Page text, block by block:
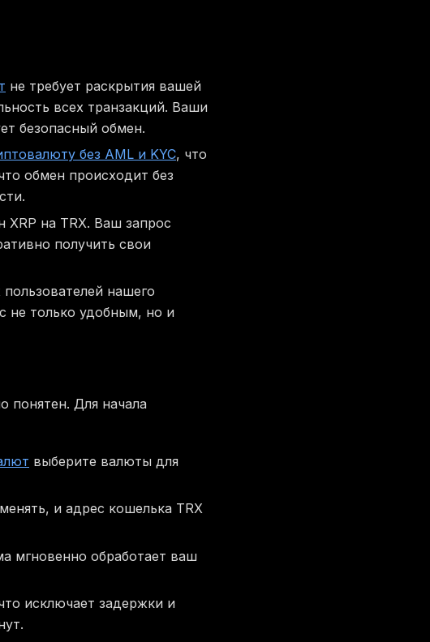
не требует раскрытия вашей
всех транзакций. Ваши
безопасный обмен.
без AML и KYC, что
обмен происходит без
на TRX. Ваш запрос
получить свои
нашего
не только удобным, но и
понятен. Для начала
выберите валюты для
и адрес кошелька TRX
мгновенно обработает ваш
исключает задержки и